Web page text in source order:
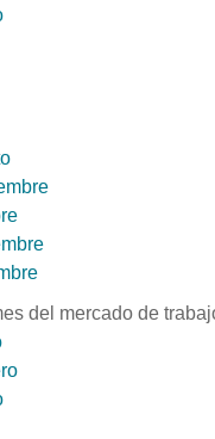
del mercado de